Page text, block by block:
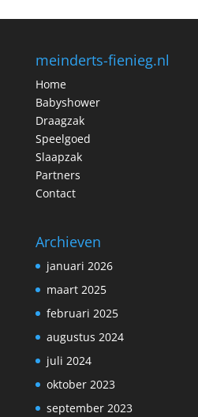
meinderts-fienieg.nl
Home
Babyshower
Draagzak
Speelgoed
Slaapzak
Partners
Contact
Archieven
januari 2026
maart 2025
februari 2025
augustus 2024
juli 2024
oktober 2023
september 2023